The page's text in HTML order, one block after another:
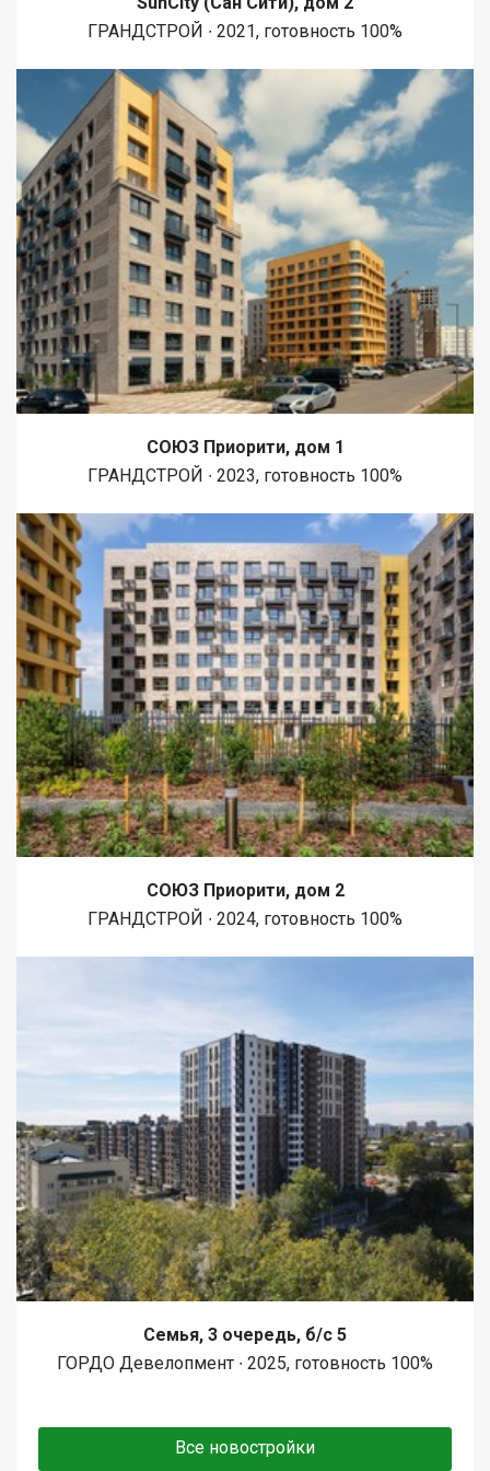
любви» Это не просто жилой комплекс — это пространство,
созданное для счастливой и комфортной жизни. Status №
ГРАНДСТРОЙ ∙ 2021, готовность 100%
СОЮЗ Приорити, дом 1
ГРАНДСТРОЙ ∙ 2023, готовность 100%
СОЮЗ Приорити, дом 2
ГРАНДСТРОЙ ∙ 2024, готовность 100%
Семья, 3 очередь, б/с 5
ГОРДО Девелопмент ∙ 2025, готовность 100%
Все новостройки